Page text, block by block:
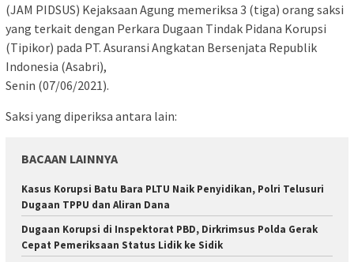
(JAM PIDSUS) Kejaksaan Agung memeriksa 3 (tiga) orang saksi
yang terkait dengan Perkara Dugaan Tindak Pidana Korupsi
(Tipikor) pada PT. Asuransi Angkatan Bersenjata Republik
Indonesia (Asabri),
Senin (07/06/2021).
Saksi yang diperiksa antara lain:
BACAAN LAINNYA
Kasus Korupsi Batu Bara PLTU Naik Penyidikan, Polri Telusuri
Dugaan TPPU dan Aliran Dana
Dugaan Korupsi di Inspektorat PBD, Dirkrimsus Polda Gerak
Cepat Pemeriksaan Status Lidik ke Sidik